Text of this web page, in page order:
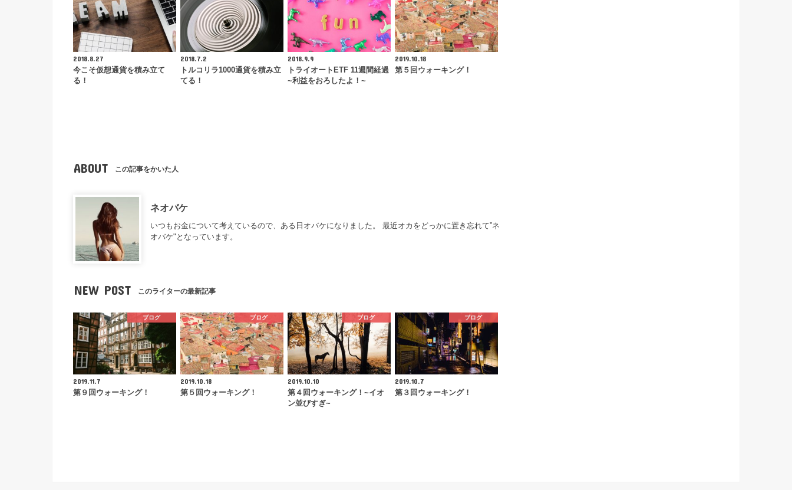
2018.8.27
今こそ仮想通貨を積み立て
る！
2018.7.2
トルコリラ1000通貨を積み立
てる！
2018.9.9
トライオートETF 11週間経過
~利益をおろしたよ！~
2019.10.18
第５回ウォーキング！
ABOUT この記事をかいた人
ネオバケ
いつもお金について考えているので、ある日オバケになりました。 最近オカをどっかに置き忘れて”ネ
オバケ"となっています。
NEW POST このライターの最新記事
ブログ
2019.11.7
第９回ウォーキング！
ブログ
2019.10.18
第５回ウォーキング！
ブログ
2019.10.10
第４回ウォーキング！~イオ
ン並びすぎ~
ブログ
2019.10.7
第３回ウォーキング！